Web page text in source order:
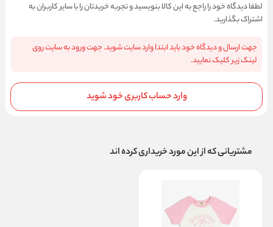
لطفا دیدگاه خود را راجع به این کالا بنویسید و تجربه خریدتان را با سایر کاربران به
اشتراک بگذارید.
جهت ارسال و دیدگاه خود باید ابتدا وارد سایت شوید. جهت ورود به سایت روی
لینک زیر کلیک نمایید.
وارد حساب کاربری خود شوید
مشتریانی که از این مورد خریداری کرده اند